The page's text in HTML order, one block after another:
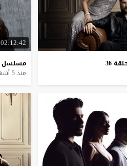
36
02:12:42
مسلسل
منذ 5 أشهر